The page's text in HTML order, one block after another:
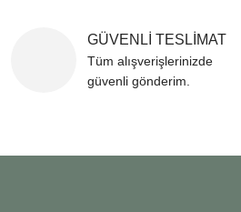
GÜVENLİ TESLİMAT
Tüm alışverişlerinizde
güvenli gönderim.